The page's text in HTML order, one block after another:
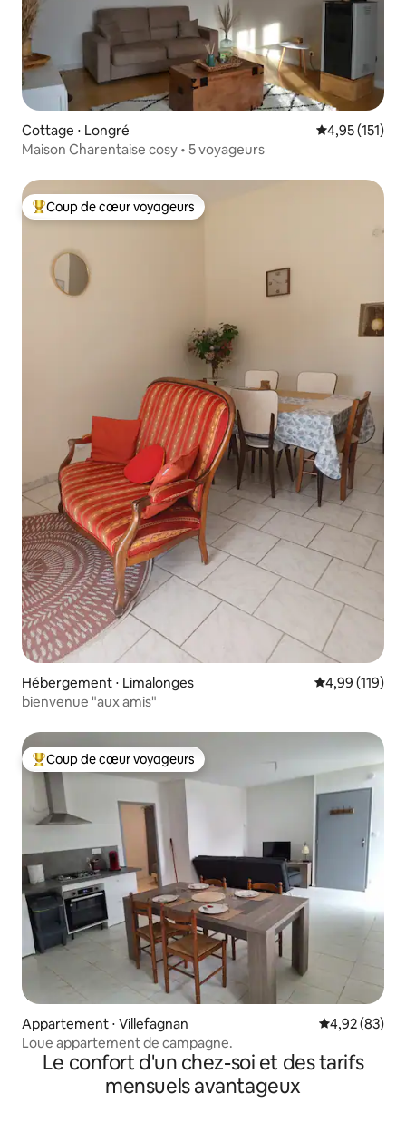
Cottage ⋅ Longré Évaluation
4,95 (151)
Maison Charentaise cosy • 5 voyageurs
Coups de cœur voyageurs les plus appréciés
Coup de cœur voyageurs
Hébergement ⋅ Limalonges Évaluation
4,99 (119)
bienvenue "aux amis"
Coups de cœur voyageurs les plus appréciés
Coup de cœur voyageurs
Appartement ⋅ Villefagnan Évaluation
4,92 (83)
Loue appartement de campagne.
Le confort d'un chez-soi et des tarifs
mensuels avantageux